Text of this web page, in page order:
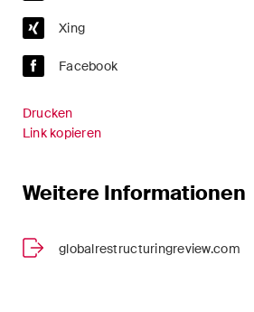
Xing
Facebook
Drucken
Link kopieren
Weitere Informationen
globalrestructuringreview.com
ICT / Data / Cyberkriminalität
Immaterialgüterrecht
Internationale
Kunstrecht & Entertainment /